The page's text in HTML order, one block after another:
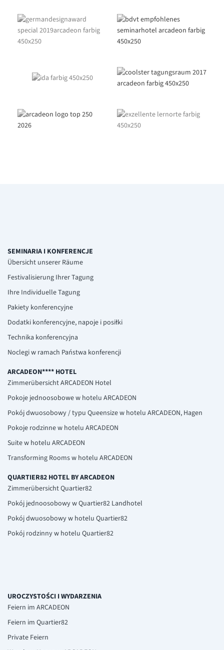
SEMINARIA I KONFERENCJE
Übersicht unserer Räume
Festivalisierung Ihrer Tagung
Ihre Individuelle Tagung
Pakiety konferencyjne
Dodatki konferencyjne, napoje i posiłki
Technika konferencyjna
Noclegi w ramach Państwa konferencji
ARCADEON**** HOTEL
Zimmerübersicht ARCADEON Hotel
Pokoje jednoosobowe w hotelu ARCADEON
Pokój dwuosobowy / typu Queensize w hotelu ARCADEON, Hagen
Pokoje rodzinne w hotelu ARCADEON
Suite w hotelu ARCADEON
Transforming Rooms w hotelu ARCADEON
QUARTIER82 HOTEL BY ARCADEON
Zimmerübersicht Quartier82
Pokój jednoosobowy w Quartier82 Landhotel
Pokój dwuosobowy w hotelu Quartier82
Pokój rodzinny w hotelu Quartier82
UROCZYSTOŚCI I WYDARZENIA
Feiern im ARCADEON
Feiern im Quartier82
Private Feiern